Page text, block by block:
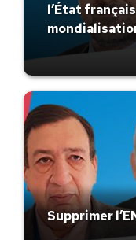
l’État
Supprimer